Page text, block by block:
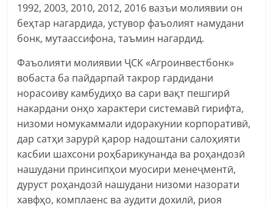
1992, 2003, 2010, 2012, 2016 вазъи молиявии он
беҳтар нагардида, устувор фаъолият намудани
бонк, мутаассифона, таъмин нагардид.
Фаъолияти молиявии ҶСК «Агроинвестбонк»
вобаста ба пайдарпай такрор гардидани
норасоиву камбудиҳо ва сари вақт пешгирӣ
накардани онҳо характери системавӣ гирифта,
низоми номукаммали идоракунии корпоративӣ,
дар сатҳи зарурӣ қарор надоштани салоҳияти
касбии шахсони роҳбарикунанда ва роҳандозӣ
нашудани принсипҳои муосири менеҷментӣ,
дуруст роҳандозӣ нашудани низоми назорати
хавфҳо, комплаенс ва аудити дохилӣ, риоя